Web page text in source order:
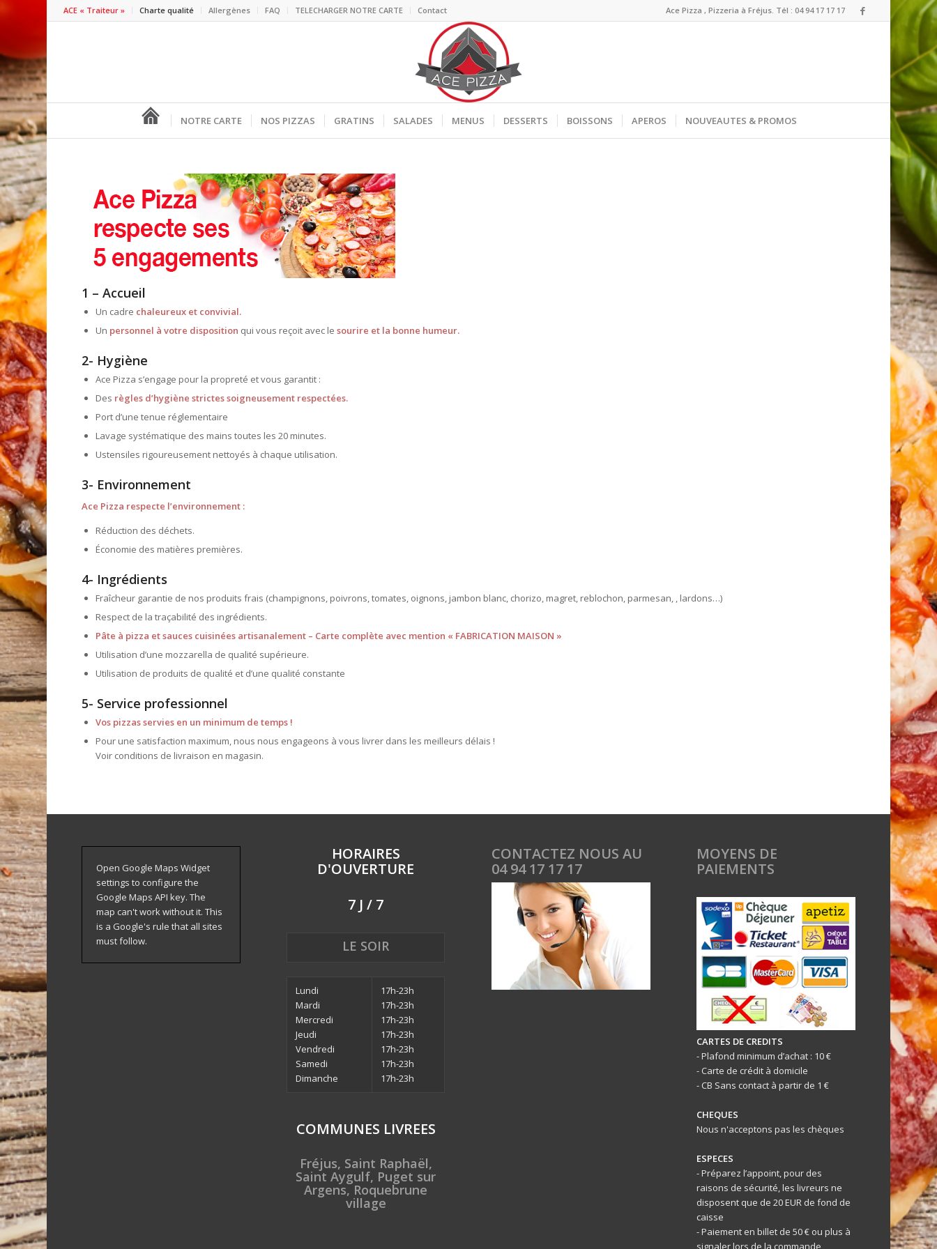
ACE « Traiteur » Charte qualité Allergènes FAQ TELECHARGER NOTRE CARTE Contact Ace Pizza , Pizzeria à Fréjus. Tél : 04 94 17 17 17
NOTRE CARTE NOS PIZZAS GRATINS SALADES MENUS DESSERTS BOISSONS APEROS NOUVEAUTES & PROMOS
1 – Accueil
Un cadre chaleureux et convivial.
Un personnel à votre disposition qui vous reçoit avec lesourire et la bonne humeur.
2- Hygiène
Ace Pizza s’engage pour la propreté et vous garantit :
Des règles d’hygiène strictes soigneusement respectées.
Port d’une tenue réglementaire
Lavage systématique des mains toutes les 20 minutes.
Ustensiles rigoureusement nettoyés à chaque utilisation.
3- Environnement
Ace Pizza respecte l’environnement :
Réduction des déchets.
Économie des matières premières.
4- Ingrédients
Fraîcheur garantie de nos produits frais (champignons, poivrons, tomates, oignons, jambon blanc, chorizo, magret, reblochon, parmesan, , lardons…)
Respect de la traçabilité des ingrédients.
Pâte à pizza et sauces cuisinées artisanalement – Carte complète avec mention « FABRICATION MAISON »
Utilisation d’une mozzarella de qualité supérieure.
Utilisation de produits de qualité et d’une qualité constante
5- Service professionnel
Vos pizzas servies en un minimum de temps !
Pour une satisfaction maximum, nous nous engageons à vous livrer dans les meilleurs délais !
Voir conditions de livraison en magasin.
Open Google Maps Widget
settings to configure the
Google Maps API key. The
map can't work without it. This
is a Google's rule that all sites
must follow.
HORAIRES
D'OUVERTURE
7 J / 7
LE SOIR
Lundi
Mardi
Mercredi
Jeudi
Vendredi
Samedi
Dimanche
17h-23h
17h-23h
17h-23h
17h-23h
17h-23h
17h-23h
17h-23h
COMMUNES LIVREES
Fréjus, Saint Raphaël,
Saint Aygulf, Puget sur
Argens, Roquebrune
village
CONTACTEZ NOUS AU
04 94 17 17 17
MOYENS DE
PAIEMENTS
CARTES DE CREDITS
- Plafond minimum d’achat : 10 €
- Carte de crédit à domicile
- CB Sans contact à partir de 1 €
CHEQUES
Nous n'acceptons pas les chèques
ESPECES
- Préparez l’appoint, pour des
raisons de sécurité, les livreurs ne
disposent que de 20 EUR de fond de
caisse
- Paiement en billet de 50 € ou plus à
signaler lors de la commande